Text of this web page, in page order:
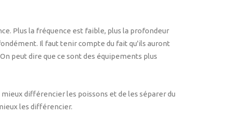
Plus la fréquence est faible, plus la profondeur
Il faut tenir compte du fait qu'ils auront
peut dire que ce sont des équipements plus
différencier les poissons et de les séparer du
les différencier.